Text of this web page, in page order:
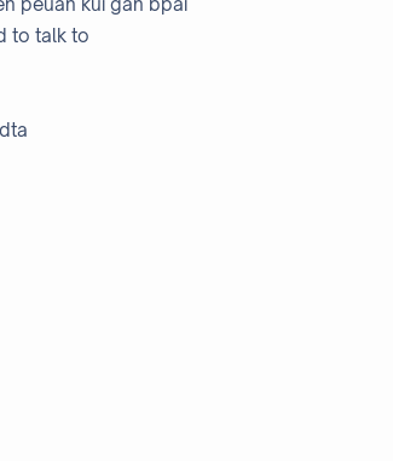
peuan kui gan bpai
to talk to